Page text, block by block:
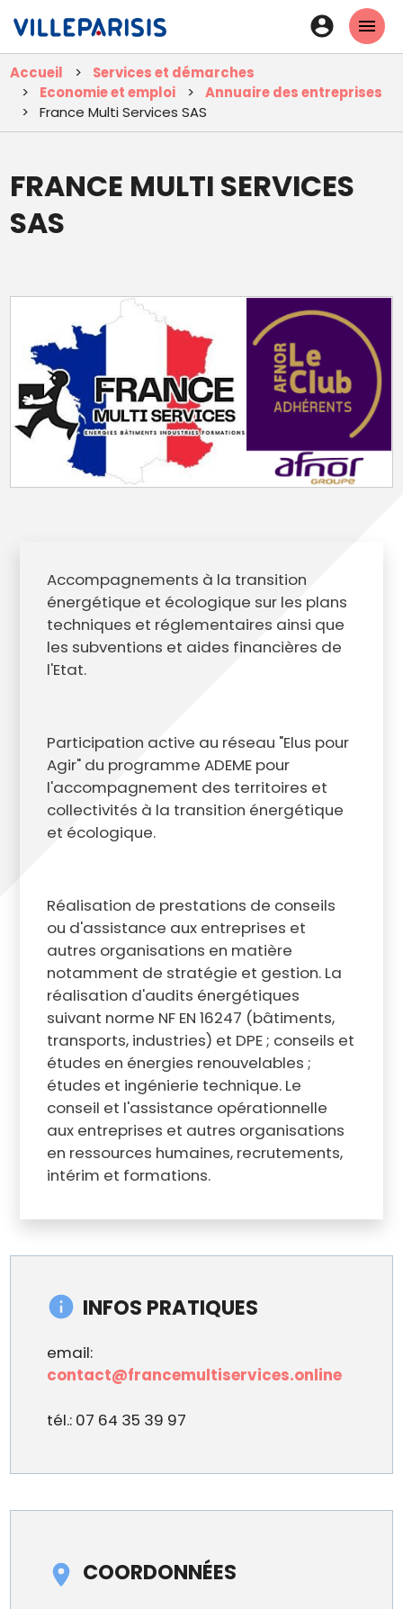
contenu
principal
En-
tête
-
Accueil
Services et démarches
Economie et emploi
Annuaire des entreprises
France Multi Services SAS
FRANCE MULTI SERVICES
SAS
Accompagnements à la transition
énergétique et écologique sur les plans
techniques et réglementaires ainsi que
les subventions et aides financières de
l'Etat.
Participation active au réseau "Elus pour
Agir" du programme ADEME pour
l'accompagnement des territoires et
collectivités à la transition énergétique
et écologique.
Réalisation de prestations de conseils
ou d'assistance aux entreprises et
autres organisations en matière
notamment de stratégie et gestion. La
réalisation d'audits énergétiques
suivant norme NF EN 16247 (bâtiments,
transports, industries) et DPE ; conseils et
études en énergies renouvelables ;
études et ingénierie technique. Le
conseil et l'assistance opérationnelle
aux entreprises et autres organisations
en ressources humaines, recrutements,
intérim et formations.
INFOS PRATIQUES
email:
contact@francemultiservices.online
tél.: 07 64 35 39 97
COORDONNÉES